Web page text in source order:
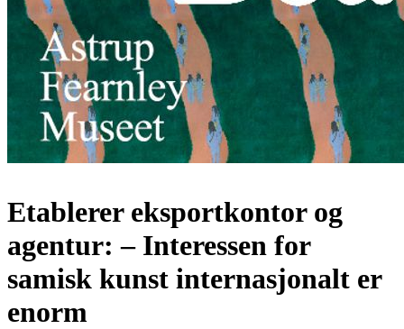
Etablerer eksportkontor og
agentur: – Interessen for
samisk kunst internasjonalt er
enorm